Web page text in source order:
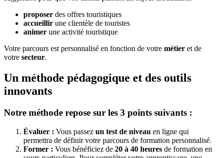
proposer des offres touristiques
accueillir une clientèle de touristes
animer une activité touristique
Votre parcours est personnalisé en fonction de votre métier et de
votre secteur.
Un méthode pédagogique et des outils
innovants
Notre méthode repose sur les 3 points suivants :
Évaluer : Vous passez un test de niveau en ligne qui
permettra de définir votre parcours de formation personnalisé.
Former : Vous bénéficiez de 20 à 40 heures de formation en